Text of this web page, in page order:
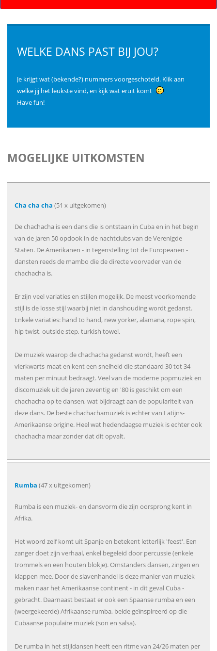
WELKE DANS PAST BIJ JOU?
Je krijgt wat (bekende?) nummers voorgeschoteld. Klik aan
welke jij het leukste vind, en kijk wat eruit komt
Have fun!
MOGELIJKE UITKOMSTEN
Cha cha cha (51 x uitgekomen)
De chachacha is een dans die is ontstaan in Cuba en in het begin
van de jaren 50 opdook in de nachtclubs van de Verenigde
Staten. De Amerikanen - in tegenstelling tot de Europeanen -
dansten reeds de mambo die de directe voorvader van de
chachacha is.
Er zijn veel variaties en stijlen mogelijk. De meest voorkomende
stijl is de losse stijl waarbij niet in danshouding wordt gedanst.
Enkele variaties: hand to hand, new yorker, alamana, rope spin,
hip twist, outside step, turkish towel.
De muziek waarop de chachacha gedanst wordt, heeft een
vierkwarts-maat en kent een snelheid die standaard 30 tot 34
maten per minuut bedraagt. Veel van de moderne popmuziek en
discomuziek uit de jaren zeventig en '80 is geschikt om een
chachacha op te dansen, wat bijdraagt aan de populariteit van
deze dans. De beste chachachamuziek is echter van Latijns-
Amerikaanse origine. Heel wat hedendaagse muziek is echter ook
chachacha maar zonder dat dit opvalt.
Rumba (47 x uitgekomen)
Rumba is een muziek- en dansvorm die zijn oorsprong kent in
Afrika.
Het woord zelf komt uit Spanje en betekent letterlijk 'feest'. Een
zanger doet zijn verhaal, enkel begeleid door percussie (enkele
trommels en een houten blokje). Omstanders dansen, zingen en
klappen mee. Door de slavenhandel is deze manier van muziek
maken naar het Amerikaanse continent - in dit geval Cuba -
gebracht. Daarnaast bestaat er ook een Spaanse rumba en een
(weergekeerde) Afrikaanse rumba, beide geïnspireerd op die
Cubaanse populaire muziek (son en salsa).
De rumba in het stijldansen heeft een ritme van 24/26 maten per